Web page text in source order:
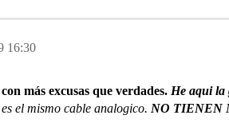
16:30
más excusas que verdades. He aqui la
es el mismo cable analogico. NO TIENEN